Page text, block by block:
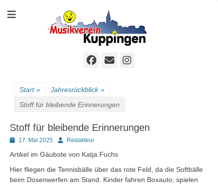
Homepage MVK
Der sympathische Musikverein
Facebook
E-
Instagram
Start » Jahresrückblick »
Stoff für bleibende Erinnerungen
Stoff für bleibende Erinnerungen
Posted17. Mai 2025 AutorRedakteur
Artikel im Gäubote von Katja Fuchs
Hier fliegen die Tennisbälle über das rote Feld, da die Softbälle
beim Dosenwerfen am Stand. Kinder fahren Boxauto, spielen